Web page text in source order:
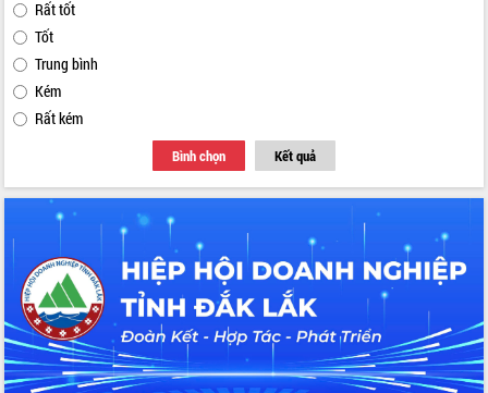
Rất tốt
Tốt
Trung bình
Kém
Rất kém
Bình chọn Kết quả